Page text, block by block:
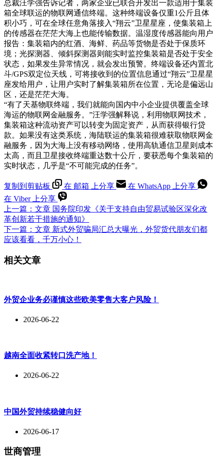
总裁汪学强告诉记者，两家企业已联合开发出一款适用于集装
箱全球联运的物联网通信终端。这种终端设备仅重1公斤且体
积小巧，可在全球任意角落接入“翔云”卫星星座，使集装箱上
的传感器在茫茫大海上也能传输数据。温湿度传感器能向用户
报告：集装箱内的红酒、海鲜、药品等货物是否处于保质环
境；光探测器、倾斜探测器则能实时监控集装箱是否处于安全
状态，如果发生异常情况，就会发出预警。终端设备还内置北
斗/GPS双定位天线，可将接收到的位置信息通过“翔云”卫星星
座发给用户，让用户实时了解集装箱所在位置，无论是偏远山
区，还是茫茫大海。
“有了天基物联终端，我们就能向国内中小企业提供覆盖全球
海运的物联网金融服务。”汪学强解释说，利用物联网技术，
集装箱这种流动资产可以转变为固定资产，从而获得银行贷
款。如果没有这类系统，海陆联运的集装箱很难获取物联网金
融服务，因为大海上没有移动网络，使用高轨通信卫星则成本
太高，而且卫星接收终端重达数十公斤，要获悉每个集装箱的
实时状态，几乎是“不可能完成的任务”。
复制到剪贴板 在 邮箱 上分享
在 WhatsApp 上分享
在 Viber 上分享
上一篇： 文章 国务院印发《关于支持自由贸易试验区深化改
革创新若干措施的通知》
下一篇： 文章 新式外贸骗局汇总大曝光，外贸货代朋友们都
应该看看，千万小心！
相关文章
外贸企业务必谨慎这些欧美零售大客户风险！
2026-06-22
越南全面收紧转口洗产地！
2026-06-22
中国外贸持续稳健向好
2026-06-17
世商管理